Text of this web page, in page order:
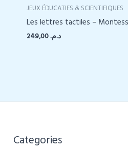
JEUX ÉDUCATIFS & SCIENTIFIQUES
Les lettres tactiles –
د.م.
Categories​